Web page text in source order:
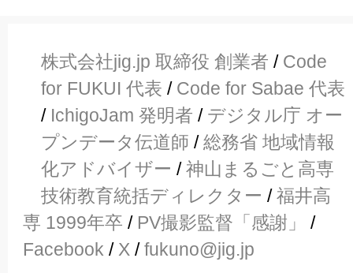
株式会社jig.jp 取締役 創業者 / Code
for FUKUI 代表 / Code for Sabae 代表
/ IchigoJam 発明者 / デジタル庁 オー
プンデータ伝道師 /総務省 地域情報
化アドバイザー /神山まるごと高専
技術教育統括ディレクター /福井高
専 1999年卒 / PV撮影監督「感謝」
/
Facebook / X /fukuno@jig.jp